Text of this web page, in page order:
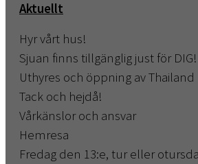
Aktuellt
Hyr vårt hus!
Sjuan finns tillgänglig just för DIG!
Uthyres och öppning av Thailand
Tack och hejdå!
Vårkänslor och ansvar
Hemresa
Fredag den 13:e, tur eller